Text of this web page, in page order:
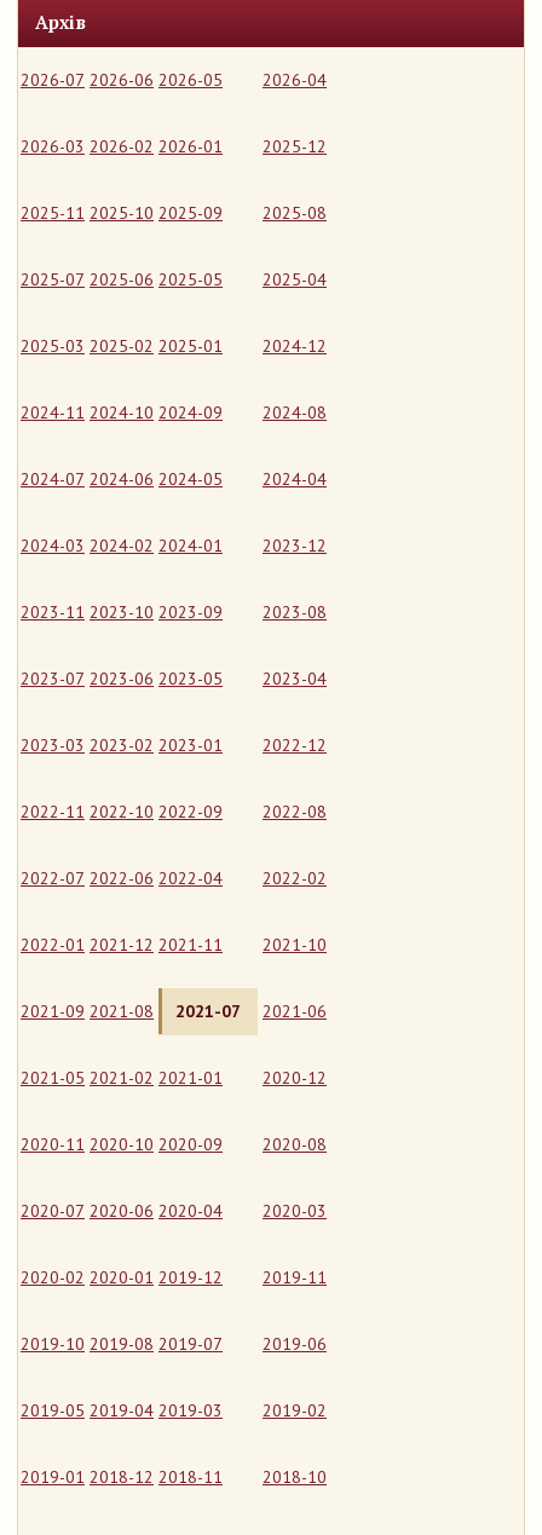
Архів
2026-07 2026-06 2026-05 2026-04
2026-03 2026-02 2026-01 2025-12
2025-11 2025-10 2025-09 2025-08
2025-07 2025-06 2025-05 2025-04
2025-03 2025-02 2025-01 2024-12
2024-11 2024-10 2024-09 2024-08
2024-07 2024-06 2024-05 2024-04
2024-03 2024-02 2024-01 2023-12
2023-11 2023-10 2023-09 2023-08
2023-07 2023-06 2023-05 2023-04
2023-03 2023-02 2023-01 2022-12
2022-11 2022-10 2022-09 2022-08
2022-07 2022-06 2022-04 2022-02
2022-01 2021-12 2021-11 2021-10
2021-09 2021-08 2021-07 2021-06
2021-05 2021-02 2021-01 2020-12
2020-11 2020-10 2020-09 2020-08
2020-07 2020-06 2020-04 2020-03
2020-02 2020-01 2019-12 2019-11
2019-10 2019-08 2019-07 2019-06
2019-05 2019-04 2019-03 2019-02
2019-01 2018-12 2018-11 2018-10